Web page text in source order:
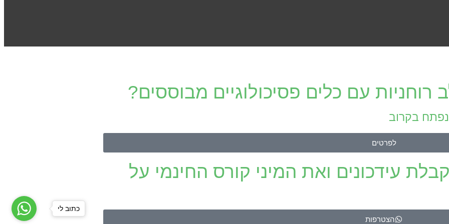
עם כלים פסיכולוגיים מבוססים?
נפתח בקרוב
לפרטים
עידכונים ואת המיני קורס החינמי על
הצטרפות
כתוב לי